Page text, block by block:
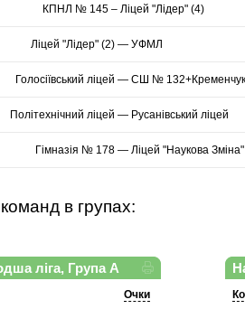
КПНЛ № 145 – Ліцей "Лідер" (4)
в групах:
ліга, Група А
Очки